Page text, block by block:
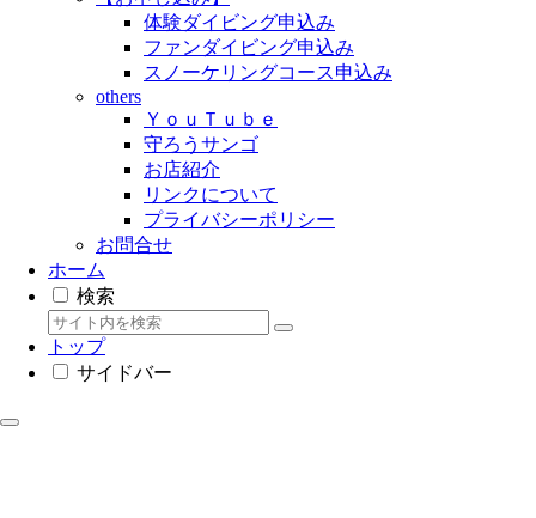
体験ダイビング申込み
ファンダイビング申込み
スノーケリングコース申込み
others
ＹｏｕＴｕｂｅ
守ろうサンゴ
お店紹介
リンクについて
プライバシーポリシー
お問合せ
ホーム
検索
トップ
サイドバー